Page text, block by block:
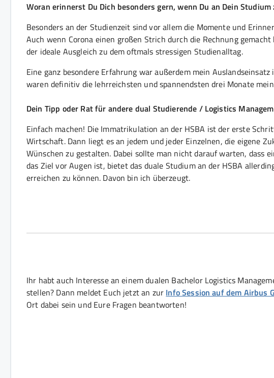
Woran erinnerst Du Dich besonders gern, wenn Du an Dein
Besonders an der Studienzeit sind vor allem die Momente und
Auch wenn Corona einen großen Strich durch die Rechnung
der ideale Ausgleich zu dem oftmals stressigen Studienalltag.
Eine ganz besondere Erfahrung war außerdem mein
waren definitiv die lehrreichsten und spannendsten drei Monate
Dein Tipp oder Rat für andere dual Studierende / Logistics
Einfach machen! Die Immatrikulation an der HSBA ist der erste
Wirtschaft. Dann liegt es an jedem und jeder Einzelnen, die eigene
Wünschen zu gestalten. Dabei sollte man nicht darauf warten, dass
das Ziel vor Augen ist, bietet das duale Studium an der HSBA
erreichen zu können. Davon bin ich überzeugt.
Ihr habt auch Interesse an einem dualen Bachelor Logistics
stellen? Dann meldet Euch jetzt an zur Info Session auf dem Airbus
Ort dabei sein und Eure Fragen beantworten!